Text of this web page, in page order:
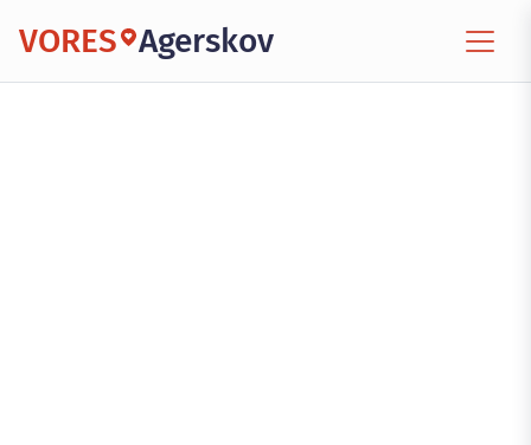
VORES Agerskov